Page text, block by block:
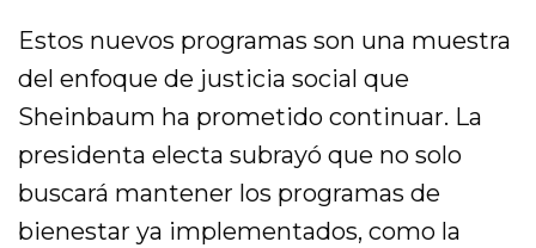
Estos nuevos programas son una muestra
del enfoque de justicia social que
Sheinbaum ha prometido continuar. La
presidenta electa subrayó que no solo
buscará mantener los programas de
bienestar ya implementados, como la